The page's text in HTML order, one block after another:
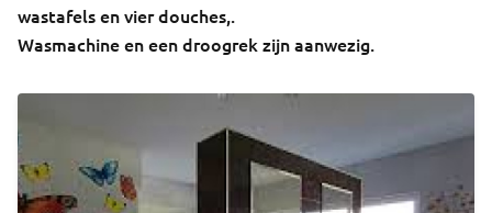
wastafels en vier douches,.
Wasmachine en een droogrek zijn aanwezig.